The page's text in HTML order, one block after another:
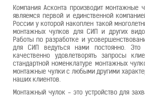
Компания Асконта производит монтажные
являемся первой и единственной
России у которой накоплен такой
монтажных чулков для СИП и других
Работы по разработке и
для СИП ведуться нами постоянно. Это
качественно удовлетворять запросы
стандартной номенклатуре монтажных
монтажные чулки с любыми другими
наших клиентов.
Монтажный чулок - это устройство для